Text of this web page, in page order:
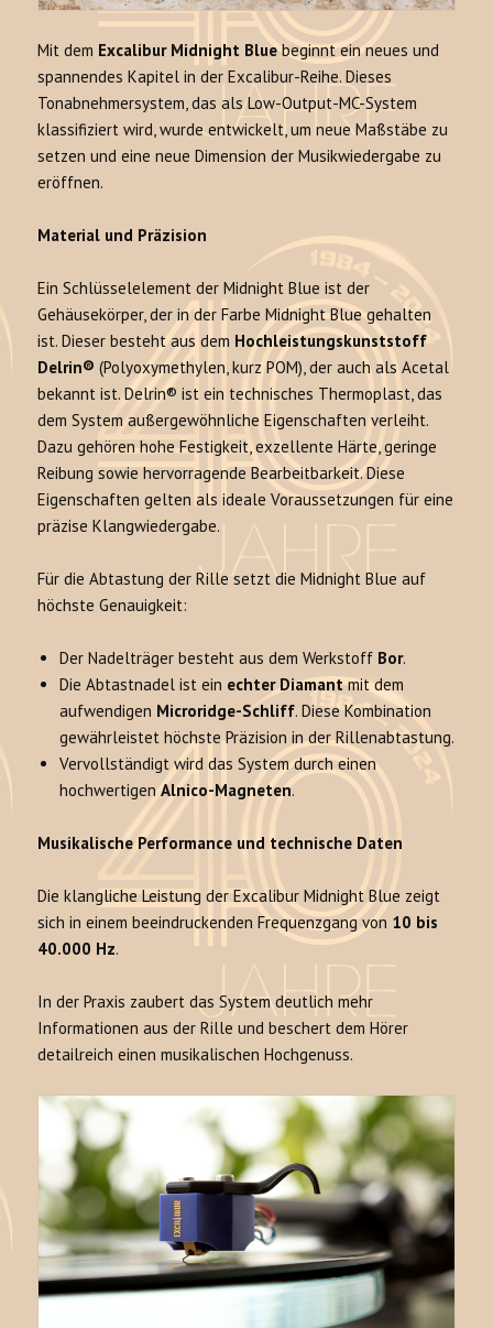
Mit dem Excalibur Midnight Bluebeginnt ein neues und
spannendes Kapitel in der Excalibur-Reihe. Dieses
Tonabnehmersystem, das als Low-Output-MC-System
klassifiziert wird, wurde entwickelt, um neue Maßstäbe zu
setzen und eine neue Dimension der Musikwiedergabe zu
eröffnen.
Material und Präzision
Ein Schlüsselelement der Midnight Blue ist der
Gehäusekörper, der in der Farbe Midnight Blue gehalten
ist. Dieser besteht aus dem Hochleistungskunststoff
Delrin® (Polyoxymethylen, kurz POM), der auch als Acetal
bekannt ist. Delrin® ist ein technisches Thermoplast, das
dem System außergewöhnliche Eigenschaften verleiht.
Dazu gehören hohe Festigkeit, exzellente Härte, geringe
Reibung sowie hervorragende Bearbeitbarkeit. Diese
Eigenschaften gelten als ideale Voraussetzungen für eine
präzise Klangwiedergabe.
Für die Abtastung der Rille setzt die Midnight Blue auf
höchste Genauigkeit:
Der Nadelträger besteht aus dem Werkstoff Bor.
Die Abtastnadel ist ein echter Diamantmit dem
aufwendigen Microridge-Schliff. Diese Kombination
gewährleistet höchste Präzision in der Rillenabtastung.
Vervollständigt wird das System durch einen
hochwertigenAlnico-Magneten.
Musikalische Performance und technische Daten
Die klangliche Leistung der Excalibur Midnight Blue zeigt
sich in einem beeindruckenden Frequenzgang von 10 bis
40.000 Hz.
In der Praxis zaubert das System deutlich mehr
Informationen aus der Rille und beschert dem Hörer
detailreich einen musikalischen Hochgenuss.